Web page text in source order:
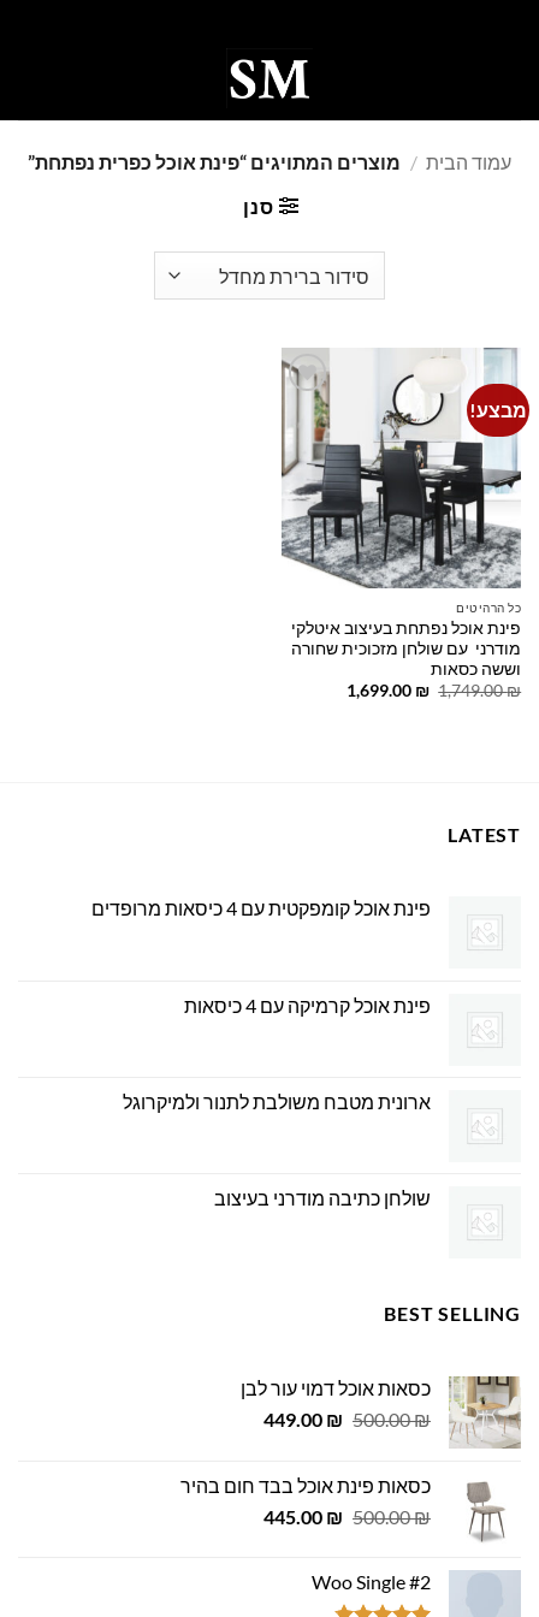
עמוד הבית / מוצרים המתויגים “פינת אוכל כפרית נפתחת”
סנן
מבצע!
Add to
wishlist
כל הרהיטים
פינת אוכל נפתחת בעיצוב איטלקי
מודרני עם שולחן מזכוכית שחורה
וששה כסאות
1,749.00₪
המחיר
1,699.00 ₪
המחיר
LATEST
פינת אוכל קומפקטית עם 4 כיסאות מרופדים
פינת אוכל קרמיקה עם 4 כיסאות
ארונית מטבח משולבת לתנור ולמיקרוגל
שולחן כתיבה מודרני בעיצוב
BEST SELLING
כסאות אוכל דמוי עור לבן
500.00₪
המחיר
500.00 ₪.
449.00 ₪
המחיר
449.00 ₪.
כסאות פינת אוכל בבד חום בהיר
500.00₪
המחיר
500.00 ₪.
445.00 ₪
המחיר
Woo Single #2